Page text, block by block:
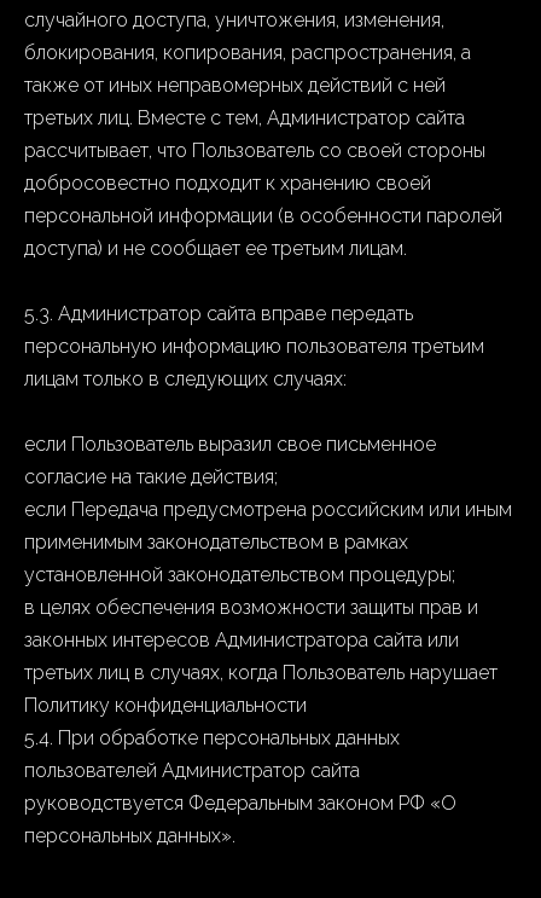
случайного доступа, уничтожения, изменения,
блокирования, копирования, распространения, а
также от иных неправомерных действий с ней
третьих лиц. Вместе с тем, Администратор сайта
рассчитывает, что Пользователь со своей стороны
добросовестно подходит к хранению своей
персональной информации (в особенности паролей
доступа) и не сообщает ее третьим лицам.
5.3. Администратор сайта вправе передать
персональную информацию пользователя третьим
лицам только в следующих случаях:
если Пользователь выразил свое письменное
согласие на такие действия;
если Передача предусмотрена российским или иным
применимым законодательством в рамках
установленной законодательством процедуры;
в целях обеспечения возможности защиты прав и
законных интересов Администратора сайта или
третьих лиц в случаях, когда Пользователь нарушает
Политику конфиденциальности
5.4. При обработке персональных данных
пользователей Администратор сайта
руководствуется Федеральным законом РФ «О
персональных данных».